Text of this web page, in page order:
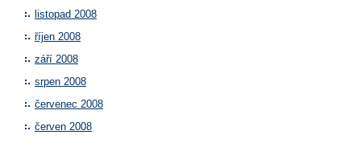
listopad 2008
říjen 2008
září 2008
srpen 2008
červenec 2008
červen 2008